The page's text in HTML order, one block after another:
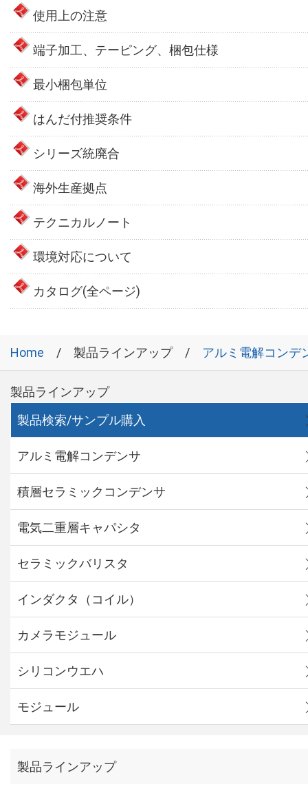
使用上の注意
端子加工、テーピング、梱包仕様
最小梱包単位
はんだ付推奨条件
シリーズ統廃合
海外生産拠点
テクニカルノート
環境対応について
カタログ(全ページ)
Home 製品ラインアップ アルミ電解コンデ
製品ラインアップ
製品検索/サンプル購入
アルミ電解コンデンサ
積層セラミックコンデンサ
電気二重層キャパシタ
セラミックバリスタ
インダクタ（コイル）
カメラモジュール
シリコンウエハ
モジュール
製品ラインアップ